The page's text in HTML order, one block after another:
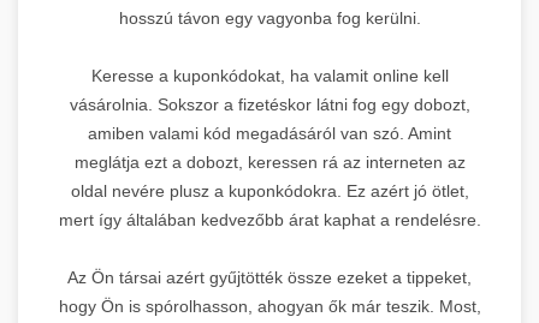
hosszú távon egy vagyonba fog kerülni.
Keresse a kuponkódokat, ha valamit online kell
vásárolnia. Sokszor a fizetéskor látni fog egy dobozt,
amiben valami kód megadásáról van szó. Amint
meglátja ezt a dobozt, keressen rá az interneten az
oldal nevére plusz a kuponkódokra. Ez azért jó ötlet,
mert így általában kedvezőbb árat kaphat a rendelésre.
Az Ön társai azért gyűjtötték össze ezeket a tippeket,
hogy Ön is spórolhasson, ahogyan ők már teszik. Most,